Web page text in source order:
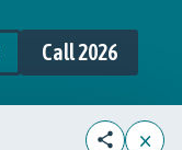
Call 2026
×